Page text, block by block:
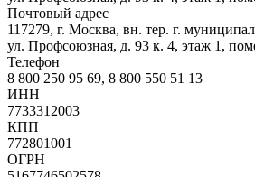
Почтовый адрес
117279, г. Москва, вн. тер. г.
ул. Профсоюзная, д. 93 к. 4, этаж 1,
Телефон
8 800 250 95 69, 8 800 550 51 13
ИНН
7733312003
КПП
772801001
ОГРН